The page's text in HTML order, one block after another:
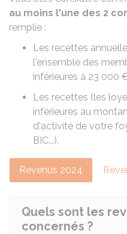
au moins l'une des 2
remplie :
Les recettes
l'ensemble des
inférieures à 23 000
Les recettes (les
inférieures au
d'activité de votre
BIC...).
Revenus 2024
Quels sont les
concernés ?